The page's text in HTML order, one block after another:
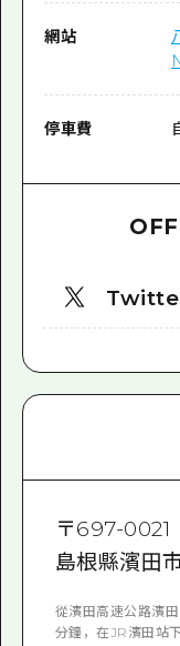
網站
停車費
〒697-0021
島根縣濱田
從濱田高速公路濱
分鐘，在JR濱田站